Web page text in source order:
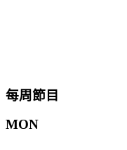
每周節目
MON